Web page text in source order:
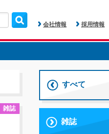
会社情報 採用情報
すべて
雑誌
雑誌